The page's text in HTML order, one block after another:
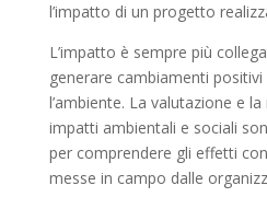
l’impatto di un progetto
L’impatto è sempre più
generare cambiamenti
l’ambiente. La valutazione e
impatti ambientali e sociali
per comprendere gli effetti
messe in campo dalle